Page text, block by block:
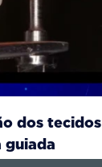
dos tecidos
guiada